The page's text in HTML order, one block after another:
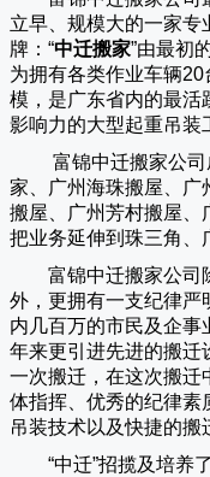
立早、规模大的一家专
牌：“中迁搬家”由最初
为拥有各类作业车辆
模，是广东省内的最活
影响力的大型起重吊装
富锦中迁搬家公
家、广州海珠搬屋、广
搬屋、广州芳村搬屋、
把业务延伸到珠三角、
富锦中迁搬家公司
外，更拥有一支纪律严
内几百万的市民及企事
年来更引进先进的搬迁
一次搬迁，在这次搬迁
体指挥、优秀的纪律素
吊装技术以及快捷的搬
“中迁”招揽及培养